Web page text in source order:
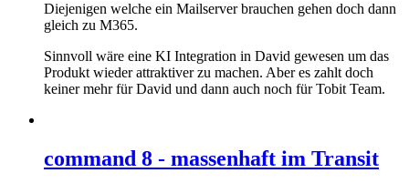
Diejenigen welche ein Mailserver brauchen gehen doch dann
gleich zu M365.
Sinnvoll wäre eine KI Integration in David gewesen um das
Produkt wieder attraktiver zu machen. Aber es zahlt doch
keiner mehr für David und dann auch noch für Tobit Team.
command 8 - massenhaft im Transit